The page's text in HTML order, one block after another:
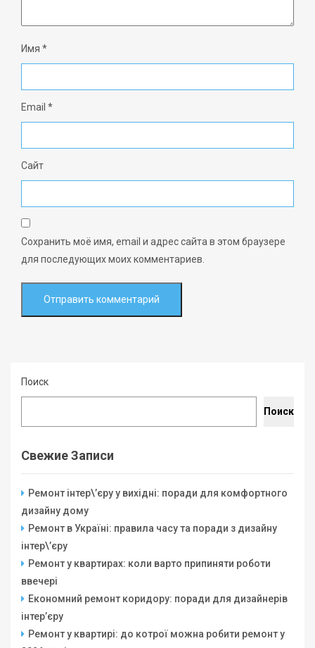
Имя *
Email *
Сайт
Сохранить моё имя, email и адрес сайта в этом браузере
для последующих моих комментариев.
Поиск
Поиск
Свежие Записи
Ремонт інтер\’єру у вихідні: поради для комфортного
дизайну дому
Ремонт в Україні: правила часу та поради з дизайну
інтер\’єру
Ремонт у квартирах: коли варто припиняти роботи
ввечері
Економний ремонт коридору: поради для дизайнерів
інтер’єру
Ремонт у квартирі: до котрої можна робити ремонт у